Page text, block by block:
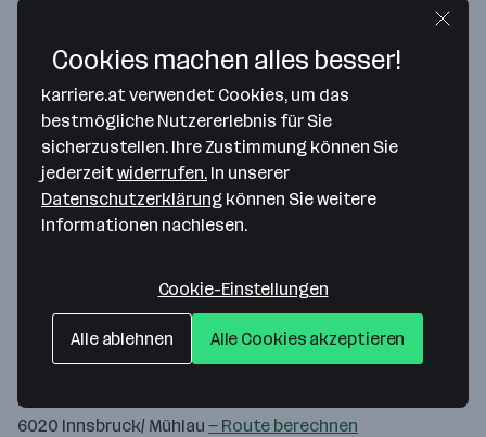
Map data ©2026 Google
Koch alpin GmbH
Dr-Franz-Werner-Strasse 13/OG2
6020 Innsbruck/ Mühlau — Route berechnen
Cookies machen alles besser!
karriere.at verwendet Cookies, um das
bestmögliche Nutzererlebnis für Sie
sicherzustellen. Ihre Zustimmung können Sie
jederzeitwiderrufen. In unserer
Datenschutzerklärung können Sie weitere
Informationen nachlesen.
Cookie-Einstellungen
Alle ablehnen Alle Cookies akzeptieren